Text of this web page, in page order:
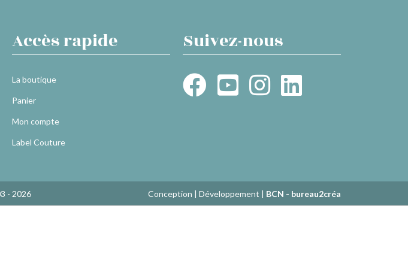
Accès rapide
La boutique
Panier
Mon compte
Label Couture
Suivez-nous
- 2026 Conception | Développement | BCN - bureau2créa